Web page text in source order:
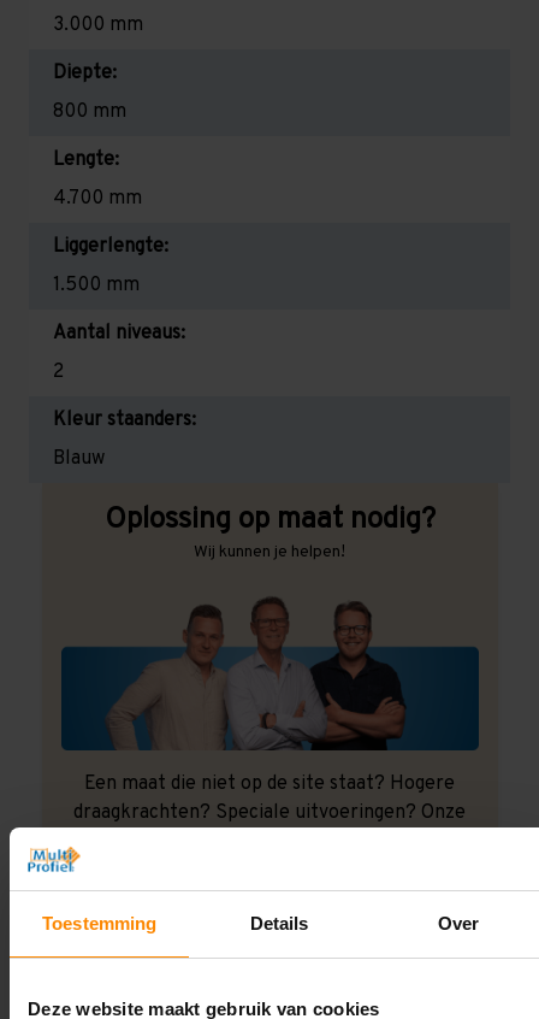
Toestemming Details Over
Deze website maakt gebruik van cookies
3.000 mm
Diepte:
800 mm
Lengte:
4.700 mm
Liggerlengte:
1.500 mm
Aantal niveaus:
2
Kleur staanders:
Blauw
Oplossing op maat nodig?
Wij kunnen je helpen!
Een maat die niet op de site staat? Hogere
draagkrachten? Speciale uitvoeringen? Onze
experts werken het graag uit! Maatwerk is onze
Contact met specialist